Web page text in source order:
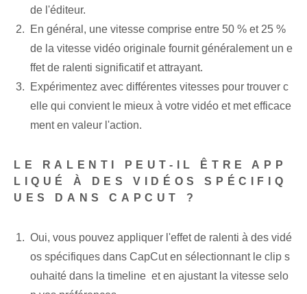
de l'éditeur.
En général, une vitesse comprise entre 50 % et 25 %
de la vitesse vidéo originale fournit généralement un e
ffet de ralenti significatif et attrayant.
Expérimentez avec différentes vitesses pour trouver c
elle qui convient le mieux à votre vidéo et met efficace
ment en valeur l'action.
LE RALENTI PEUT-IL ÊTRE APP
LIQUÉ À DES VIDÉOS SPÉCIFIQ
UES DANS CAPCUT ?
Oui, vous pouvez appliquer l'effet de ralenti à des vidé
os spécifiques dans CapCut en sélectionnant le clip s
ouhaité dans la timeline ⁤ et en ajustant la vitesse selo